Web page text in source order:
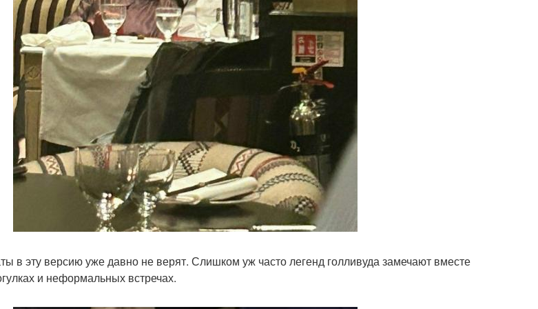
в эту версию уже давно не верят. Слишком уж часто легенд голливуда замечают вместе
и неформальных встречах.